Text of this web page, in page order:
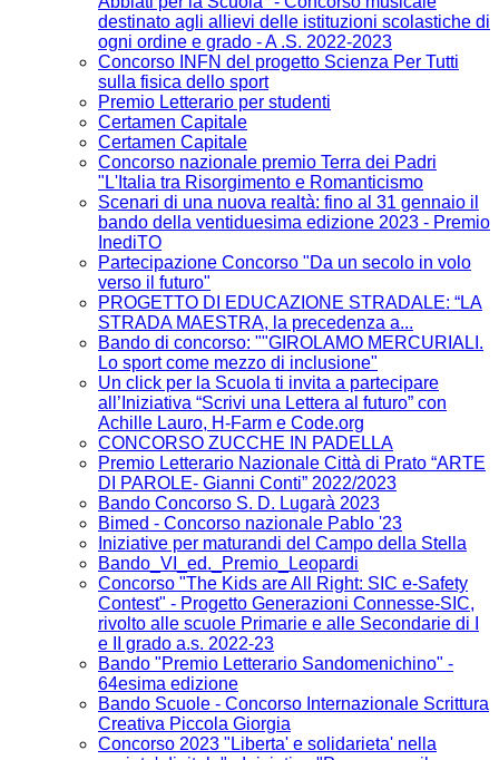
destinato agli allievi delle istituzioni scolastiche di
ogni ordine e grado - A .S. 2022-2023
Concorso INFN del progetto Scienza Per Tutti
sulla fisica dello sport
Premio Letterario per studenti
Certamen Capitale
Certamen Capitale
Concorso nazionale premio Terra dei Padri
"L'Italia tra Risorgimento e Romanticismo
Scenari di una nuova realtà: fino al 31 gennaio il
bando della ventiduesima edizione 2023 - Premio
InediTO
Partecipazione Concorso "Da un secolo in volo
verso il futuro"
PROGETTO DI EDUCAZIONE STRADALE: “LA
STRADA MAESTRA, la precedenza a...
Bando di concorso: ""GIROLAMO MERCURIALI.
Lo sport come mezzo di inclusione"
Un click per la Scuola ti invita a partecipare
all’Iniziativa “Scrivi una Lettera al futuro” con
Achille Lauro, H-Farm e Code.org
CONCORSO ZUCCHE IN PADELLA
Premio Letterario Nazionale Città di Prato “ARTE
DI PAROLE- Gianni Conti” 2022/2023
Bando Concorso S. D. Lugarà 2023
Bimed - Concorso nazionale Pablo '23
Iniziative per maturandi del Campo della Stella
Bando_VI_ed._Premio_Leopardi
Concorso "The Kids are All Right: SIC e-Safety
Contest" - Progetto Generazioni Connesse-SIC,
rivolto alle scuole Primarie e alle Secondarie di I
e II grado a.s. 2022-23
Bando "Premio Letterario Sandomenichino" -
64esima edizione
Bando Scuole - Concorso Internazionale Scrittura
Creativa Piccola Giorgia
Concorso 2023 "Liberta' e solidarieta' nella